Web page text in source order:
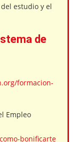
estudio y el
de
formacion-
Empleo
bonificarte